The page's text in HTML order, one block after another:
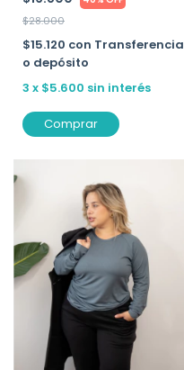
$28.000
$15.120 con Transferencia
o depósito
3 x $5.600 sin interés
Comprar